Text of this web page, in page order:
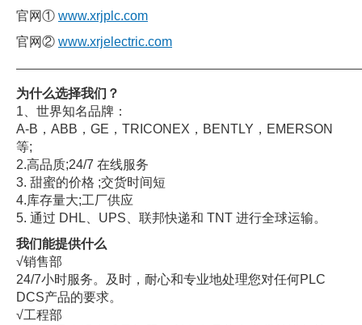
官网① www.xrjplc.com
官网② www.xrjelectric.com
为什么选择我们？
1、世界知名品牌：
A-B，ABB，GE，TRICONEX，BENTLY，EMERSON
等;
2.高品质;24/7 在线服务
3. 甜蜜的价格 ;交货时间短
4.库存量大;工厂供应
5. 通过 DHL、UPS、联邦快递和 TNT 进行全球运输。
我们能提供什么
√销售部
24/7小时服务。及时，耐心和专业地处理您对任何PLC
DCS产品的要求。
√工程部